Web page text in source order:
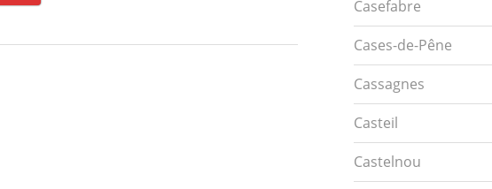
Casefabre
Cases-de-Pêne
Cassagnes
Casteil
Castelnou